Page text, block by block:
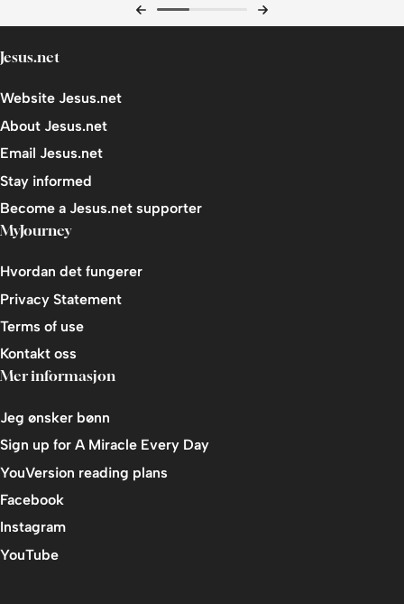
4. Døden overvunnet
Jesu oppstandelse
Merke på sannhet
En ny verden
Frihet
Vekst
Oppsummering
5. Å bli en troende
De neste trinnene
Skriv en omtale av kurset
Jesus.net
Website Jesus.net
About Jesus.net
Email Jesus.net
Stay informed
Become a Jesus.net supporter
MyJourney
Hvordan det fungerer
Privacy Statement
Terms of use
Kontakt oss
Mer informasjon
Jeg ønsker bønn
Sign up for A Miracle Every Day
YouVersion reading plans
Facebook
Instagram
YouTube